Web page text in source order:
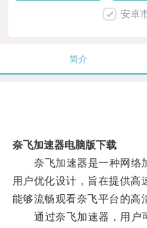
安卓
简介
奈飞加速器电脑版下载
奈飞加速器是一种网络加
用户优化设计，旨在提供高
能够流畅观看奈飞平台的高
通过奈飞加速器，用户